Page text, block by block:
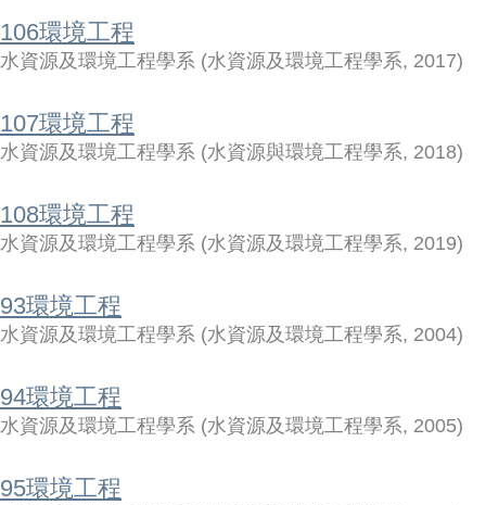
106環境工程
水資源及環境工程學系 (水資源及環境工程學系, 2017)
107環境工程
水資源及環境工程學系 (水資源與環境工程學系, 2018)
108環境工程
水資源及環境工程學系 (水資源及環境工程學系, 2019)
93環境工程
水資源及環境工程學系 (水資源及環境工程學系, 2004)
94環境工程
水資源及環境工程學系 (水資源及環境工程學系, 2005)
95環境工程